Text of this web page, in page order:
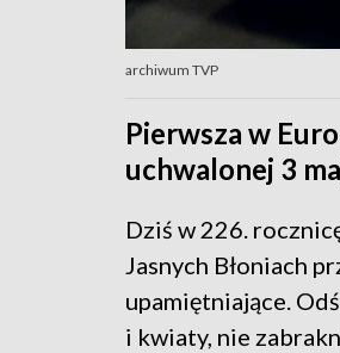
archiwum TVP
Pierwsza w
uchwalonej 3
Dziś w 226.
Jasnych Błoniach
upamiętniające.
i kwiaty, nie